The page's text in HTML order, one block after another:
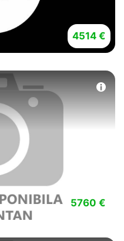
4514 €
5760 €